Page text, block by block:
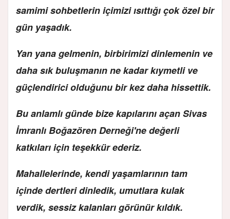
samimi sohbetlerin içimizi ısıttığı çok özel bir
gün yaşadık.
Yan yana gelmenin, birbirimizi dinlemenin ve
daha sık buluşmanın ne kadar kıymetli ve
güçlendirici olduğunu bir kez daha hissettik.
Bu anlamlı günde bize kapılarını açan Sivas
İmranlı Boğazören Derneği'ne değerli
katkıları için teşekkür ederiz.
Mahallelerinde, kendi yaşamlarının tam
içinde dertleri dinledik, umutlara kulak
verdik, sessiz kalanları görünür kıldık.